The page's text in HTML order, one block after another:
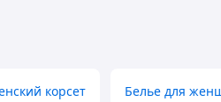
корсет Белье для